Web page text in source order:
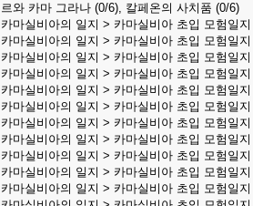
와 카마 그라나 (0/6), 칼페온의 사치품 (0/6)
마실비아의 일지 > 카마실비아 초입 모험일지 I
마실비아의 일지 > 카마실비아 초입 모험일지 I
마실비아의 일지 > 카마실비아 초입 모험일지 I
마실비아의 일지 > 카마실비아 초입 모험일지 I
마실비아의 일지 > 카마실비아 초입 모험일지 I
마실비아의 일지 > 카마실비아 초입 모험일지 I
마실비아의 일지 > 카마실비아 초입 모험일지 I
마실비아의 일지 > 카마실비아 초입 모험일지 I
마실비아의 일지 > 카마실비아 초입 모험일지 I
마실비아의 일지 > 카마실비아 초입 모험일지 I
마실비아의 일지 > 카마실비아 초입 모험일지 I